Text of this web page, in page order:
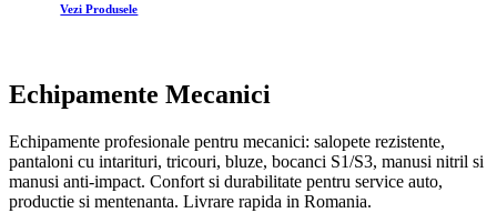
Vezi Produsele
Echipamente Mecanici
Echipamente profesionale pentru mecanici: salopete rezistente,
pantaloni cu intarituri, tricouri, bluze, bocanci S1/S3, manusi nitril si
manusi anti-impact. Confort si durabilitate pentru service auto,
productie si mentenanta. Livrare rapida in Romania.